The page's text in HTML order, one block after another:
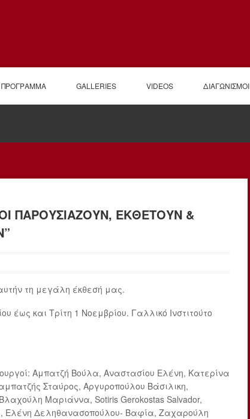
ΠΡΟΓΡΑΜΜΑ GALLERIES VIDEOS ΔΙΑΓΩΝΙΣΜΟΙ
ΠΑΡΟΥΣΙΑΖΟΥΝ, ΕΚΘΕΤΟΥΝ &
τη μεγάλη έκθεσή μας.
έως και Τρίτη 1 Νοεμβρίου. Γαλλικό Ινστιτούτο
Αμπατζή Βούλα, Αναστασίου Ελένη, Κατερίνα
Σταύρος, Αργυροπούλου Βάσιλικη,
Μαριάννα, Sotiris Gerokostas Salvador,
Ελένη Δεληθανασοπούλου- Βαφία, Ζαχαρούλη